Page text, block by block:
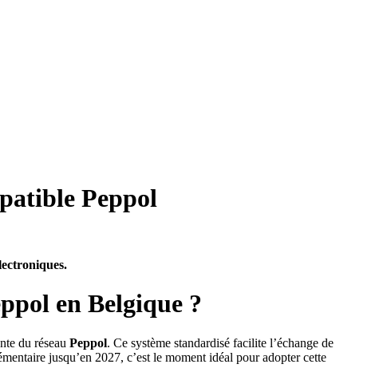
Peppol
en Belgique ?
du réseau Peppol. Ce système standardisé facilite l’échange de
jusqu’en 2027, c’est le moment idéal pour adopter cette